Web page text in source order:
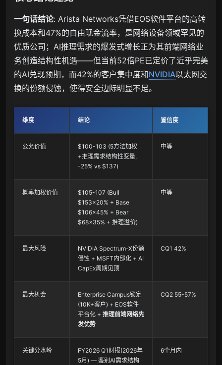
一句话结论: Arista Networks凭借EOS软件平台的高转
换成本和47%的自由现金流率，是网络设备领域罕见的
优质公司；AI推理需求的爆发式增长正为其前端网络业
务创造结构性机遇——但当前52倍PE已定价了近乎完美
的AI兑现预期，而42%的客户集中度和NVIDIA以太网交
换的份额侵蚀，使得安全边际明显不足。
维度 结论 置信度
公允价值
$100-103 (5方法加权
+推理需求结构性变量,
-25% vs $137)
中等
概率加权价值
$105-107 (Bull
$153×20% + Base
$106×45% + Bear
$68×35% + 推理溢价)
中等
最大风险
NVIDIA Spectrum-X份额
侵蚀 + MSFT内部化 + AI
CapEx周期见顶
CQ1 42%
最大机会
Enterprise Campus锁定
(10K+客户) + EOS软件
平台化 + 推理前端网络先
发优势
CQ2 55-57%
关键分水岭
FY2026 Q1财报(2026年
5月) — 鉴别AI需求结构
6个月内